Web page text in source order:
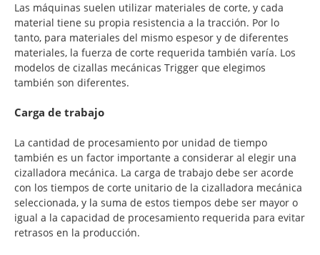
Las máquinas suelen utilizar materiales de corte, y cada
material tiene su propia resistencia a la tracción. Por lo
tanto, para materiales del mismo espesor y de diferentes
materiales, la fuerza de corte requerida también varía. Los
modelos de cizallas mecánicas Trigger que elegimos
también son diferentes.
Carga de trabajo
La cantidad de procesamiento por unidad de tiempo
también es un factor importante a considerar al elegir una
cizalladora mecánica. La carga de trabajo debe ser acorde
con los tiempos de corte unitario de la cizalladora mecánica
seleccionada, y la suma de estos tiempos debe ser mayor o
igual a la capacidad de procesamiento requerida para evitar
retrasos en la producción.